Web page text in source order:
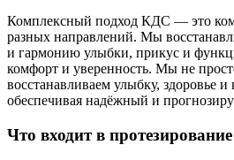
Комплексный подход КДС — это
разных направлений. Мы
и гармонию улыбки, прикус и
комфорт и уверенность. Мы не
восстанавливаем улыбку, здоровье и
обеспечивая надёжный и
Что входит в